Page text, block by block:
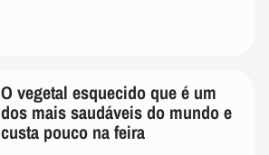
O vegetal esquecido que é um
dos mais saudáveis do mundo e
custa pouco na feira